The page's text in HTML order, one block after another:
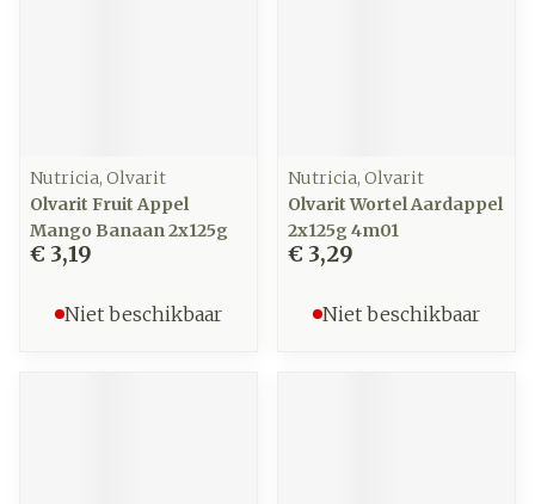
Nutricia, Olvarit
Olvarit Fruit Appel
Mango Banaan 2x125g
€ 3,19
Niet beschikbaar
Nutricia, Olvarit
Olvarit Wortel Aardappel
2x125g 4m01
€ 3,29
Niet beschikbaar